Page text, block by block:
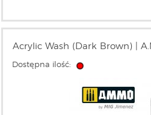
Acrylic Wash (Dark Brown) |
Dostępna ilość: